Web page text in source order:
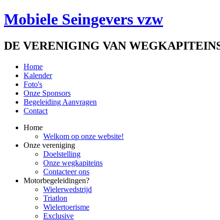
Mobiele Seingevers vzw
DE VERENIGING VAN
Home
Kalender
Foto's
Onze Sponsors
Begeleiding Aanvragen
Contact
Home
Welkom op onze website!
Onze vereniging
Doelstelling
Onze wegkapiteins
Contacteer ons
Motorbegeleidingen?
Wielerwedstrijd
Triatlon
Wielertoerisme
Exclusive